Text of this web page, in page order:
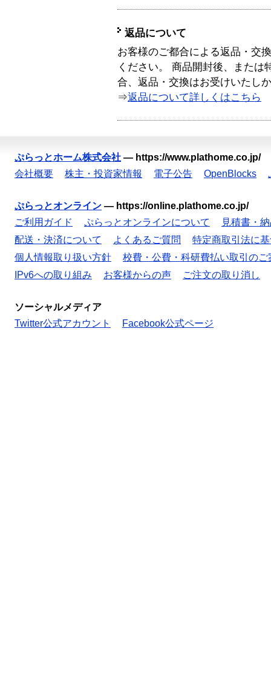
返品について
お客様のご都合による返品・交
ください。 商品開封後、または
合、返品・交換はお受けいたし
⇒返品について詳しくはこちら
ぷらっとホーム株式会社 — https://www.plathome.co.jp/
会社概要
株主・投資家情報 電子公告 OpenBlocks
ぷらっとオンライン — https://online.plathome.co.jp/
ご利用ガイド
ぷらっとオンラインについて
見積書・
配送・決済について
よくあるご質問
特定商取引法に
個人情報取り扱い方針
校費・公費・科研費払い取引のご
IPv6への取り組み
お客様からの声 ご注文の取り消し
ソーシャルメディア
Twitter公式アカウント
Facebook公式ページ